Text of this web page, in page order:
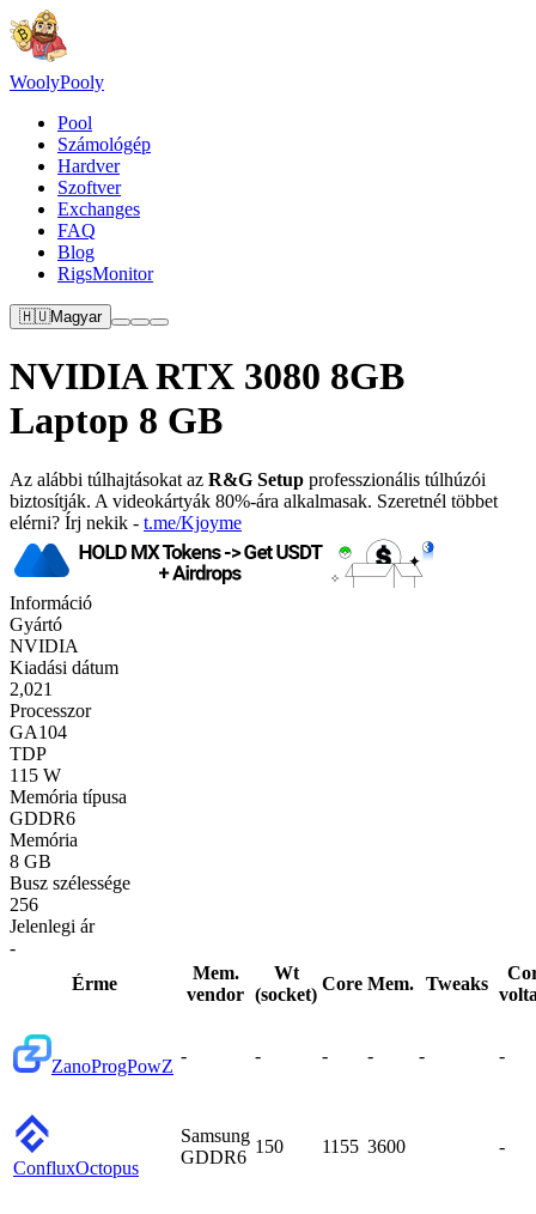
WoolyPooly
Pool
Számológép
Hardver
Szoftver
Exchanges
FAQ
Blog
RigsMonitor
🇭🇺Magyar
NVIDIA RTX 3080 8GB
Laptop 8 GB
Az alábbi túlhajtásokat az R&G Setup professzionális túlhúzói
biztosítják. A videokártyák 80%-ára alkalmasak. Szeretnél többet
elérni? Írj nekik - t.me/Kjoyme
Információ
Gyártó
NVIDIA
Kiadási dátum
2,021
Processzor
GA104
TDP
115 W
Memória típusa
GDDR6
Memória
8 GB
Busz szélessége
256
Jelenlegi ár
-
Érme
Mem.
vendor
Wt
(socket)
Core Mem. Tweaks
ZanoProgPowZ
- - - - - -
ConfluxOctopus
Samsung
GDDR6
150 1155 3600 -